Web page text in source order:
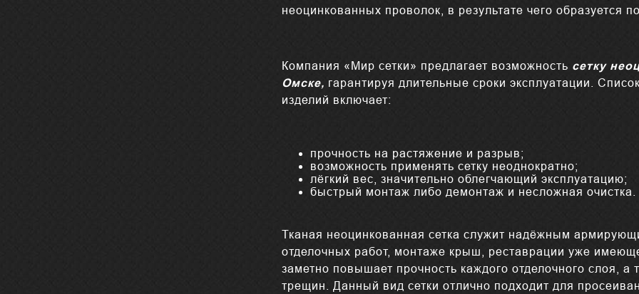
неоцинкованных проволок, в результате чего образуется
Компания «Мир сетки» предлагает возможность сетку
Омске, гарантируя длительные сроки эксплуатации.
изделий включает:
прочность на растяжение и разрыв;
возможность применять сетку неоднократно;
лёгкий вес, значительно облегчающий эксплуатацию;
быстрый монтаж либо демонтаж и несложная очистка.
Тканая неоцинкованная сетка служит надёжным
отделочных работ, монтаже крыш, реставрации уже
заметно повышает прочность каждого отделочного слоя, а
трещин. Данный вид сетки отлично подходит для